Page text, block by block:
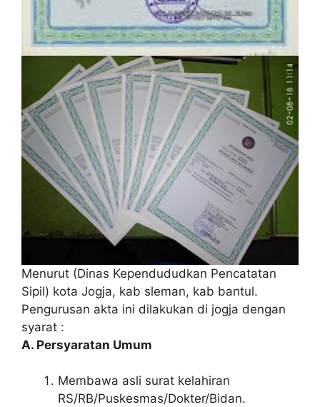
Menurut (Dinas Kependududkan Pencatatan
Sipil) kota Jogja, kab sleman, kab bantul.
Pengurusan akta ini dilakukan di jogja dengan
syarat :
A. Persyaratan Umum
Membawa asli surat kelahiran
RS/RB/Puskesmas/Dokter/Bidan.